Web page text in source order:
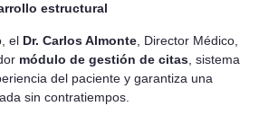
estructural
el Dr. Carlos Almonte , Director Médico,
módulo de gestión de citas , sistema
del paciente y garantiza una
sin contratiempos.